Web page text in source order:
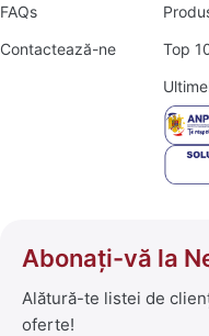
FAQs
Contactează-ne
Top
Abonați-vă la
Alătură-te listei de
oferte!